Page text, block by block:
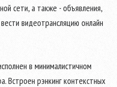
сети, а также - объявления,
видеотрансляцию онлайн
в минималистичном
Встроен рэнкинг контекстных